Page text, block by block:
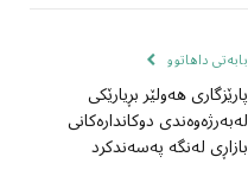
بابەتی داهاتوو
پارێزگارى هەولێر بڕیارێکی
لەبەرژەوەندی دوکاندارەکانی
بازاڕی لەنگە پەسەندکرد